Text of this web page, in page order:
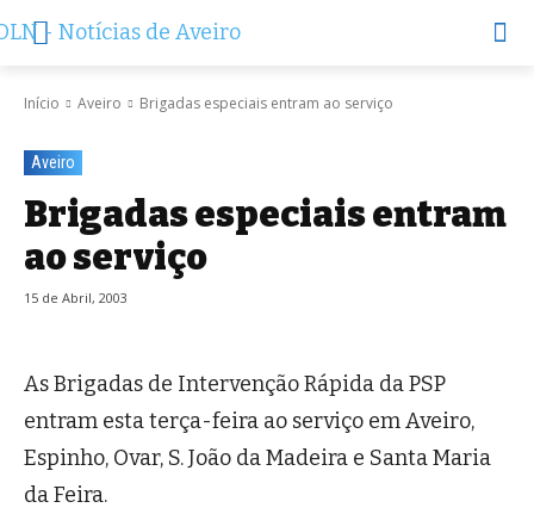
Início Aveiro Brigadas especiais entram ao serviço
Aveiro
Brigadas especiais entram
ao serviço
15 de Abril, 2003
As Brigadas de Intervenção Rápida da PSP
entram esta terça-feira ao serviço em Aveiro,
Espinho, Ovar, S. João da Madeira e Santa Maria
da Feira.